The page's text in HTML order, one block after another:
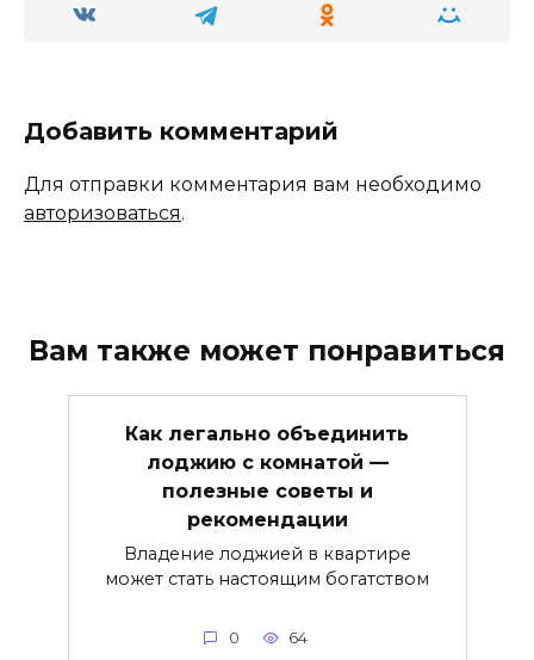
Добавить комментарий
Для отправки комментария вам необходимо
авторизоваться.
Вам также может понравиться
Как легально объединить
лоджию с комнатой —
полезные советы и
рекомендации
Владение лоджией в квартире
может стать настоящим богатством
0 64